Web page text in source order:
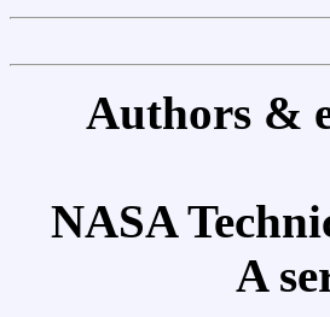
Authors &
NASA
A